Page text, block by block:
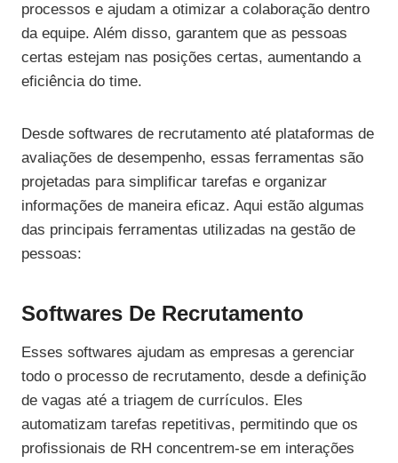
processos e ajudam a otimizar a colaboração dentro
da equipe. Além disso, garantem que as pessoas
certas estejam nas posições certas, aumentando a
eficiência do time.
Desde softwares de recrutamento até plataformas de
avaliações de desempenho, essas ferramentas são
projetadas para simplificar tarefas e organizar
informações de maneira eficaz. Aqui estão algumas
das principais ferramentas utilizadas na gestão de
pessoas:
Softwares De Recrutamento
Esses softwares ajudam as empresas a gerenciar
todo o processo de recrutamento, desde a definição
de vagas até a triagem de currículos. Eles
automatizam tarefas repetitivas, permitindo que os
profissionais de RH concentrem-se em interações